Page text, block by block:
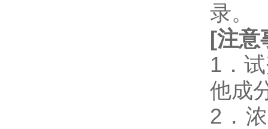
录。
[注意
1．
他成
2．